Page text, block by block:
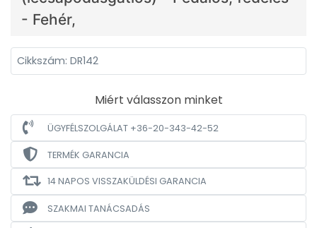
- Fehér,
Cikkszám: DR142
Miért válasszon minket
ÜGYFÉLSZOLGÁLAT +36-20-343-42-52
TERMÉK GARANCIA
14 NAPOS VISSZAKÜLDÉSI GARANCIA
SZAKMAI TANÁCSADÁS